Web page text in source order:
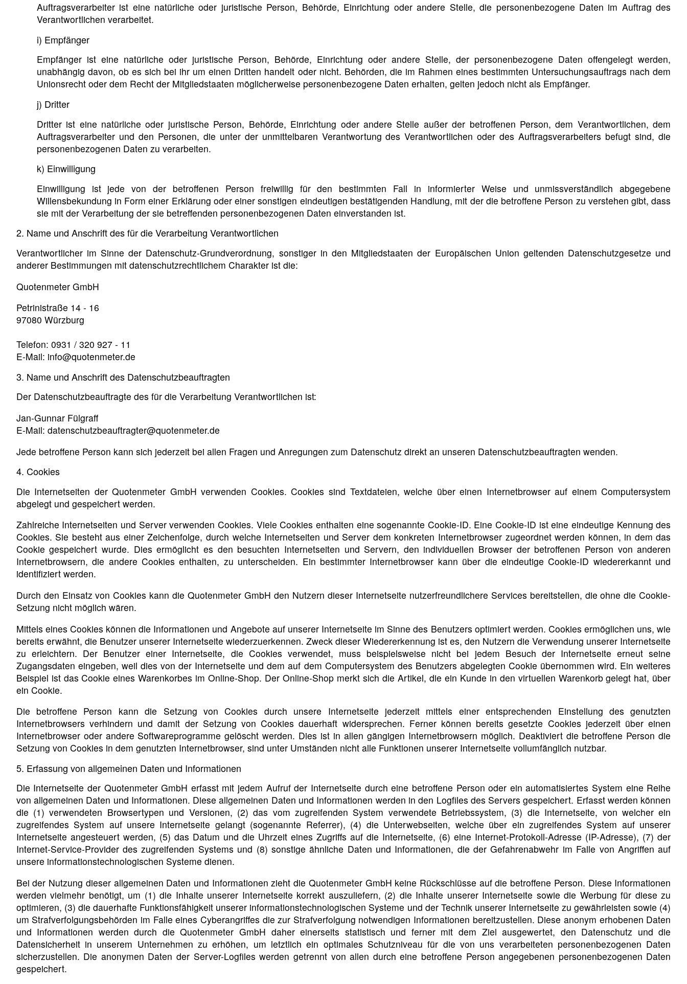
Auftragsverarbeiter ist eine natürliche oder juristische Person, Behörde, Einrichtung oder andere Stelle, die personenbezogene Daten im Auftrag des
Verantwortlichen verarbeitet.
i) Empfänger
Empfänger ist eine natürliche oder juristische Person, Behörde, Einrichtung oder andere Stelle, der personenbezogene Daten offengelegt werden,
unabhängig davon, ob es sich bei ihr um einen Dritten handelt oder nicht. Behörden, die im Rahmen eines bestimmten Untersuchungsauftrags nach dem
Unionsrecht oder dem Recht der Mitgliedstaaten möglicherweise personenbezogene Daten erhalten, gelten jedoch nicht als Empfänger.
j) Dritter
Dritter ist eine natürliche oder juristische Person, Behörde, Einrichtung oder andere Stelle außer der betroffenen Person, dem Verantwortlichen, dem
Auftragsverarbeiter und den Personen, die unter der unmittelbaren Verantwortung des Verantwortlichen oder des Auftragsverarbeiters befugt sind, die
personenbezogenen Daten zu verarbeiten.
k) Einwilligung
Einwilligung ist jede von der betroffenen Person freiwillig für den bestimmten Fall in informierter Weise und unmissverständlich abgegebene
Willensbekundung in Form einer Erklärung oder einer sonstigen eindeutigen bestätigenden Handlung, mit der die betroffene Person zu verstehen gibt, dass
sie mit der Verarbeitung der sie betreffenden personenbezogenen Daten einverstanden ist.
2. Name und Anschrift des für die Verarbeitung Verantwortlichen
Verantwortlicher im Sinne der Datenschutz-Grundverordnung, sonstiger in den Mitgliedstaaten der Europäischen Union geltenden Datenschutzgesetze und
anderer Bestimmungen mit datenschutzrechtlichem Charakter ist die:
Quotenmeter GmbH
Petrinistraße 14 - 16
97080 Würzburg
Telefon: 0931 / 320 927 - 11
E-Mail: info@quotenmeter.de
3. Name und Anschrift des Datenschutzbeauftragten
Der Datenschutzbeauftragte des für die Verarbeitung Verantwortlichen ist:
Jan-Gunnar Fülgraff
E-Mail: datenschutzbeauftragter@quotenmeter.de
Jede betroffene Person kann sich jederzeit bei allen Fragen und Anregungen zum Datenschutz direkt an unseren Datenschutzbeauftragten wenden.
4. Cookies
Die Internetseiten der Quotenmeter GmbH verwenden Cookies. Cookies sind Textdateien, welche über einen Internetbrowser auf einem Computersystem
abgelegt und gespeichert werden.
Zahlreiche Internetseiten und Server verwenden Cookies. Viele Cookies enthalten eine sogenannte Cookie-ID. Eine Cookie-ID ist eine eindeutige Kennung des
Cookies. Sie besteht aus einer Zeichenfolge, durch welche Internetseiten und Server dem konkreten Internetbrowser zugeordnet werden können, in dem das
Cookie gespeichert wurde. Dies ermöglicht es den besuchten Internetseiten und Servern, den individuellen Browser der betroffenen Person von anderen
Internetbrowsern, die andere Cookies enthalten, zu unterscheiden. Ein bestimmter Internetbrowser kann über die eindeutige Cookie-ID wiedererkannt und
identifiziert werden.
Durch den Einsatz von Cookies kann die Quotenmeter GmbH den Nutzern dieser Internetseite nutzerfreundlichere Services bereitstellen, die ohne die Cookie-
Setzung nicht möglich wären.
Mittels eines Cookies können die Informationen und Angebote auf unserer Internetseite im Sinne des Benutzers optimiert werden. Cookies ermöglichen uns, wie
bereits erwähnt, die Benutzer unserer Internetseite wiederzuerkennen. Zweck dieser Wiedererkennung ist es, den Nutzern die Verwendung unserer Internetseite
zu erleichtern. Der Benutzer einer Internetseite, die Cookies verwendet, muss beispielsweise nicht bei jedem Besuch der Internetseite erneut seine
Zugangsdaten eingeben, weil dies von der Internetseite und dem auf dem Computersystem des Benutzers abgelegten Cookie übernommen wird. Ein weiteres
Beispiel ist das Cookie eines Warenkorbes im Online-Shop. Der Online-Shop merkt sich die Artikel, die ein Kunde in den virtuellen Warenkorb gelegt hat, über
ein Cookie.
Die betroffene Person kann die Setzung von Cookies durch unsere Internetseite jederzeit mittels einer entsprechenden Einstellung des genutzten
Internetbrowsers verhindern und damit der Setzung von Cookies dauerhaft widersprechen. Ferner können bereits gesetzte Cookies jederzeit über einen
Internetbrowser oder andere Softwareprogramme gelöscht werden. Dies ist in allen gängigen Internetbrowsern möglich. Deaktiviert die betroffene Person die
Setzung von Cookies in dem genutzten Internetbrowser, sind unter Umständen nicht alle Funktionen unserer Internetseite vollumfänglich nutzbar.
5. Erfassung von allgemeinen Daten und Informationen
Die Internetseite der Quotenmeter GmbH erfasst mit jedem Aufruf der Internetseite durch eine betroffene Person oder ein automatisiertes System eine Reihe
von allgemeinen Daten und Informationen. Diese allgemeinen Daten und Informationen werden in den Logfiles des Servers gespeichert. Erfasst werden können
die (1) verwendeten Browsertypen und Versionen, (2) das vom zugreifenden System verwendete Betriebssystem, (3) die Internetseite, von welcher ein
zugreifendes System auf unsere Internetseite gelangt (sogenannte Referrer), (4) die Unterwebseiten, welche über ein zugreifendes System auf unserer
Internetseite angesteuert werden, (5) das Datum und die Uhrzeit eines Zugriffs auf die Internetseite, (6) eine Internet-Protokoll-Adresse (IP-Adresse), (7) der
Internet-Service-Provider des zugreifenden Systems und (8) sonstige ähnliche Daten und Informationen, die der Gefahrenabwehr im Falle von Angriffen auf
unsere informationstechnologischen Systeme dienen.
Bei der Nutzung dieser allgemeinen Daten und Informationen zieht die Quotenmeter GmbH keine Rückschlüsse auf die betroffene Person. Diese Informationen
werden vielmehr benötigt, um (1) die Inhalte unserer Internetseite korrekt auszuliefern, (2) die Inhalte unserer Internetseite sowie die Werbung für diese zu
optimieren, (3) die dauerhafte Funktionsfähigkeit unserer informationstechnologischen Systeme und der Technik unserer Internetseite zu gewährleisten sowie (4)
um Strafverfolgungsbehörden im Falle eines Cyberangriffes die zur Strafverfolgung notwendigen Informationen bereitzustellen. Diese anonym erhobenen Daten
und Informationen werden durch die Quotenmeter GmbH daher einerseits statistisch und ferner mit dem Ziel ausgewertet, den Datenschutz und die
Datensicherheit in unserem Unternehmen zu erhöhen, um letztlich ein optimales Schutzniveau für die von uns verarbeiteten personenbezogenen Daten
sicherzustellen. Die anonymen Daten der Server-Logfiles werden getrennt von allen durch eine betroffene Person angegebenen personenbezogenen Daten
gespeichert.